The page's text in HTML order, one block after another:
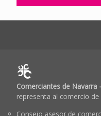
Comerciantes de
representa al comercio
Consejo asesor de